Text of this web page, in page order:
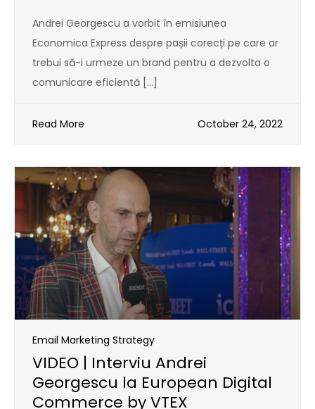
Andrei Georgescu a vorbit în emisiunea
Economica Express despre pașii corecți pe care ar
trebui să-i urmeze un brand pentru a dezvolta o
comunicare eficientă […]
Read More October 24, 2022
Email Marketing Strategy
VIDEO | Interviu Andrei
Georgescu la European Digital
Commerce by VTEX